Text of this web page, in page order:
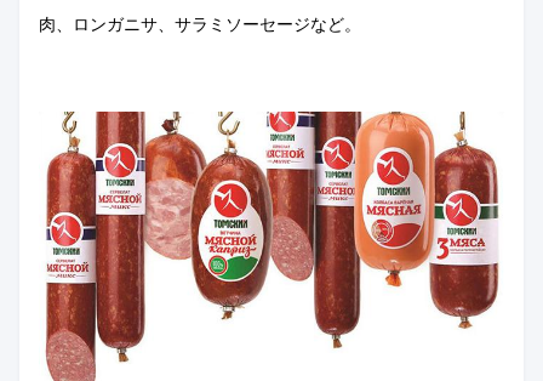
肉、ロンガニサ、サラミソーセージなど。